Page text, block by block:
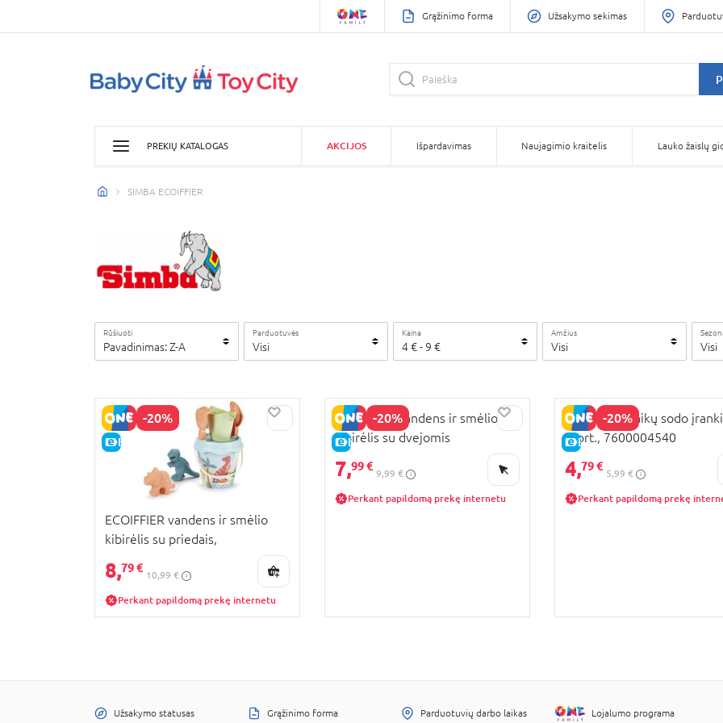
Grąžinimo forma Užsakymo sekimas
PREKIŲ KATALOGAS AKCIJOS Išpardavimas Naujagimio kraitelis Lauko žaislų
SIMBA ECOIFFIER
Rūšiuoti
Pavadinimas: Z-A
Parduotuvės
Visi
Kaina
4€ - 9 €
Amžius
Visi Visi
-20%
E-KAINA
ECOIFFIER vandens ir smėlio
kibirėlis su priedais,
8,79 €
10,99 €
Perkant papildomą prekę internetu
-20%
E-KAINA
ECOIFFIER vandens ir smėlio
kibirėlis su dvejomis
formelėmis, 7600000309
7,99 €
9,99 €
Perkant papildomą prekę internetu
-20%
E-KAINA
ECOIFFIER vaikų sodo
asort., 7600004540
4,79 €
5,99 €
Perkant papildomą prekę
Užsakymo statusas Grąžinimo forma Parduotuvių darbo laikas Lojalumo programa